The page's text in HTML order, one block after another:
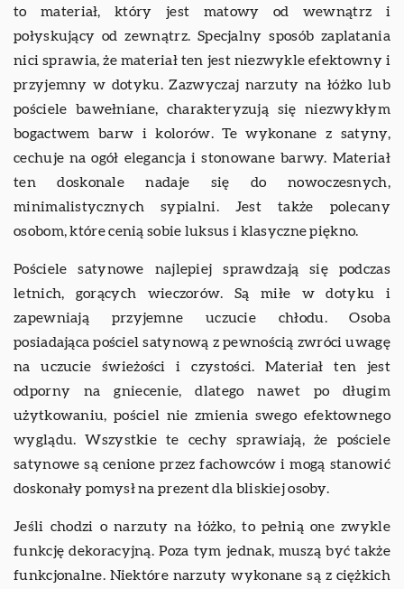
to materiał, który jest matowy od wewnątrz i
połyskujący od zewnątrz. Specjalny sposób zaplatania
nici sprawia, że materiał ten jest niezwykle efektowny i
przyjemny w dotyku. Zazwyczaj narzuty na łóżko lub
pościele bawełniane, charakteryzują się niezwykłym
bogactwem barw i kolorów. Te wykonane z satyny,
cechuje na ogół elegancja i stonowane barwy. Materiał
ten doskonale nadaje się do nowoczesnych,
minimalistycznych sypialni. Jest także polecany
osobom, które cenią sobie luksus i klasyczne piękno.
Pościele satynowe najlepiej sprawdzają się podczas
letnich, gorących wieczorów. Są miłe w dotyku i
zapewniają przyjemne uczucie chłodu. Osoba
posiadająca pościel satynową z pewnością zwróci uwagę
na uczucie świeżości i czystości. Materiał ten jest
odporny na gniecenie, dlatego nawet po długim
użytkowaniu, pościel nie zmienia swego efektownego
wyglądu. Wszystkie te cechy sprawiają, że pościele
satynowe są cenione przez fachowców i mogą stanowić
doskonały pomysł na prezent dla bliskiej osoby.
Jeśli chodzi o narzuty na łóżko, to pełnią one zwykle
funkcję dekoracyjną. Poza tym jednak, muszą być także
funkcjonalne. Niektóre narzuty wykonane są z ciężkich